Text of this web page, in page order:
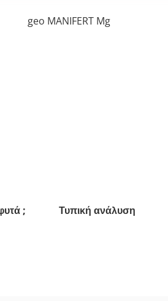
; Τυπική ανάλυση